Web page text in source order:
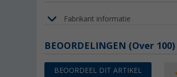
Fabrikant informatie
BEOORDELINGEN (Over 100)
BEOORDEEL DIT ARTIKEL